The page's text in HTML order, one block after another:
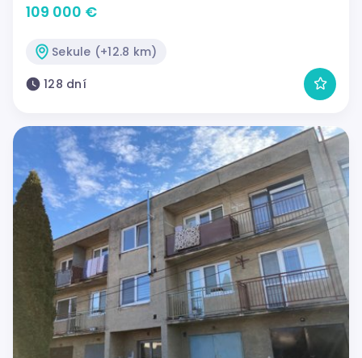
109 000 €
Sekule (+12.8 km)
128 dní